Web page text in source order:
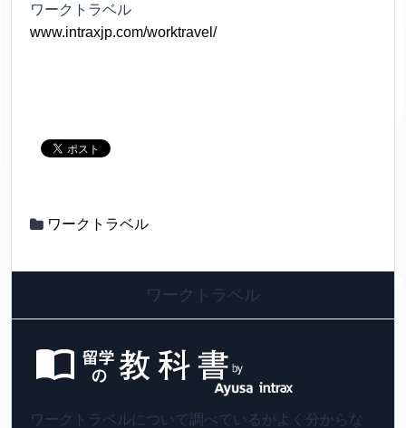
ワークトラベル
www.intraxjp.com/worktravel/
ワークトラベル
ワークトラベル
ワークトラベルについて調べているがよく分からな